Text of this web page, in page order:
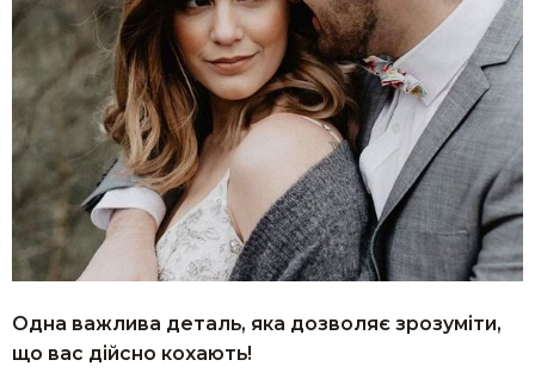
Одна важлива деталь, яка дозволяє зрозуміти,
що вас дійсно кохають!